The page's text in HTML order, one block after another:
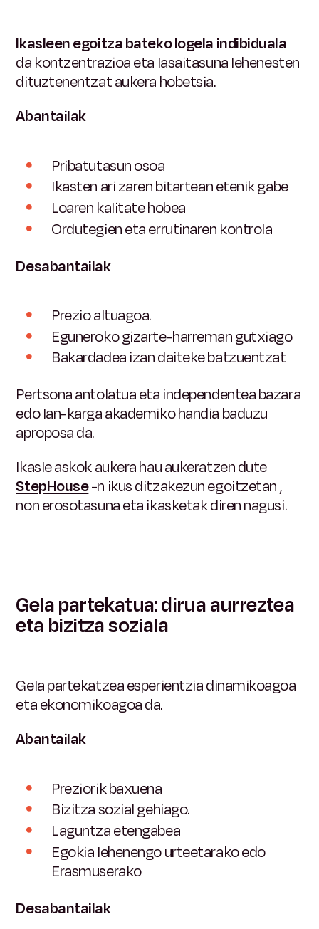
Ikasleen egoitza bateko logela indibiduala
da kontzentrazioa eta lasaitasuna lehenesten
dituztenentzat aukera hobetsia.
Abantailak
Pribatutasun osoa
Ikasten ari zaren bitartean etenik gabe
Loaren kalitate hobea
Ordutegien eta errutinaren kontrola
Desabantailak
Prezio altuagoa.
Eguneroko gizarte-harreman gutxiago
Bakardadea izan daiteke batzuentzat
Pertsona antolatua eta independentea bazara
edo lan-karga akademiko handia baduzu
aproposa da.
Ikasle askok aukera hau aukeratzen dute
StepHouse-n ikus ditzakezun egoitzetan,
non erosotasuna eta ikasketak diren nagusi.
Gela partekatua: dirua aurreztea
eta bizitza soziala
Gela partekatzea esperientzia dinamikoagoa
eta ekonomikoagoa da.
Abantailak
Preziorik baxuena
Bizitza sozial gehiago.
Laguntza etengabea
Egokia lehenengo urteetarako edo
Erasmuserako
Desabantailak